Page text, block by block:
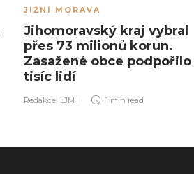
JIŽNÍ MORAVA
Jihomoravský kraj vybral
přes 73 milionů korun.
Zasažené obce podpořilo
tisíc lidí
Redakce ILJM 1 min read